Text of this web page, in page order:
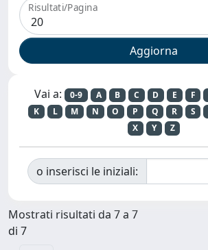
Risultati/Pagina
Vai a: 0-9 A B C D E F
K
L M N O P Q R S
X
Y Z
o inserisci le iniziali:
Mostrati risultati da 7 a 7
di 7